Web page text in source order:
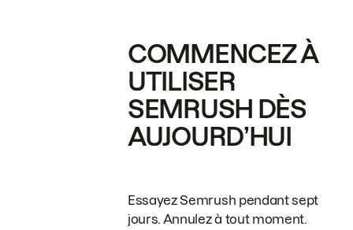
COMMENCEZ À
UTILISER
SEMRUSH DÈS
AUJOURD’HUI
Essayez Semrush pendant sept
jours. Annulez à tout moment.